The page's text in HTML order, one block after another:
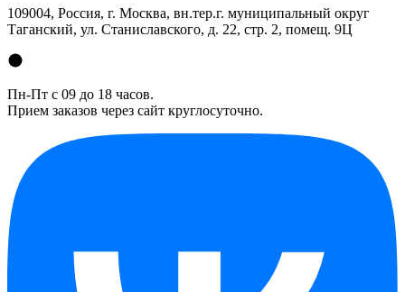
109004, Россия, г. Москва, вн.тер.г. муниципальный округ
Таганский, ул. Станиславского, д. 22, стр. 2, помещ. 9Ц
Пн-Пт с 09 до 18 часов.
Прием заказов через сайт круглосуточно.